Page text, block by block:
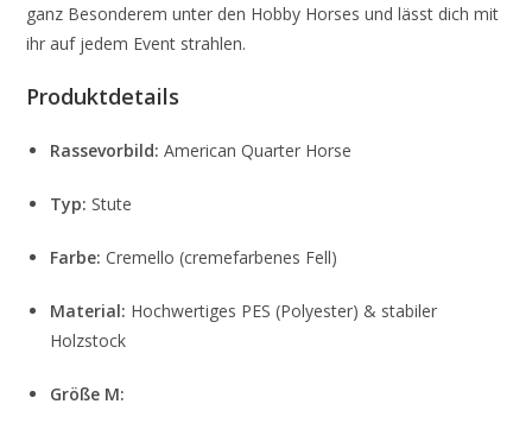
ganz Besonderem unter den Hobby Horses und lässt dich mit
ihr auf jedem Event strahlen.
Produktdetails
Rassevorbild: American Quarter Horse
Typ: Stute
Farbe: Cremello (cremefarbenes Fell)
Material: Hochwertiges PES (Polyester) & stabiler
Holzstock
Größe M: